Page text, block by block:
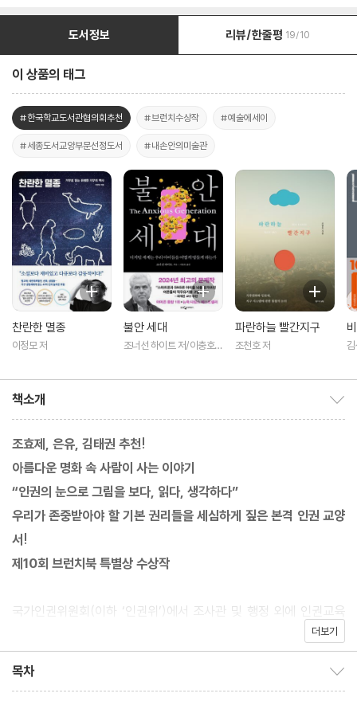
도서정보 리뷰/한줄평 19/10
이 상품의 태그
#한국학교도서관협의회추천 #브런치수상작 #예술에세이
#세종도서교양부문선정도서 #내손안의미술관
찬란한 멸종
이정모 저
불안 세대
조너선 하이트 저/이충호
파란하늘 빨간지구
조천호 저 김
책소개
조효제, 은유, 김태권 추천!
아름다운 명화 속 사람이 사는 이야기
“인권의 눈으로 그림을 보다, 읽다, 생각하다”
우리가 존중받아야 할 기본 권리들을 세심하게 짚은 본격 인권 교양
서!
제10회 브런치북 특별상 수상작
국가인권위원회(이하 ‘인권위’)에서 조사관 및 행정 외에 인권교육
운영업무를 15년 넘게 해온 박민경이 오랜 경험을 살려 펴낸 첫 인
권리’를 ‘그림’이라는 매개로 쉽고 흥미롭게 풀어냈다. 대중에게 친
더보기
목차